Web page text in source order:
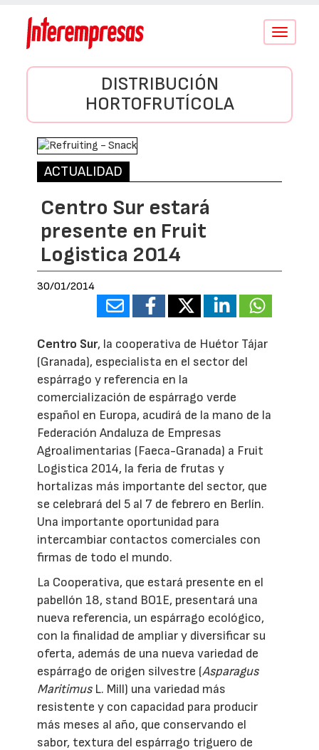
Conmutar
DISTRIBUCIÓN
HORTOFRUTÍCOLA
ACTUALIDAD
Centro Sur estará
presente en Fruit
Logistica 2014
30/01/2014
Centro Sur, la cooperativa de Huétor Tájar
(Granada), especialista en el sector del
espárrago y referencia en la
comercialización de espárrago verde
español en Europa, acudirá de la mano de la
Federación Andaluza de Empresas
Agroalimentarias (Faeca-Granada) a Fruit
Logistica 2014, la feria de frutas y
hortalizas más importante del sector, que
se celebrará del 5 al 7 de febrero en Berlín.
Una importante oportunidad para
intercambiar contactos comerciales con
firmas de todo el mundo.
La Cooperativa, que estará presente en el
pabellón 18, stand BO1E, presentará una
nueva referencia, un espárrago ecológico,
con la finalidad de ampliar y diversificar su
oferta, además de una nueva variedad de
espárrago de origen silvestre (Asparagus
MaritimusL. Mill) una variedad más
resistente y con capacidad para producir
más meses al año, que conservando el
sabor, textura del espárrago triguero de